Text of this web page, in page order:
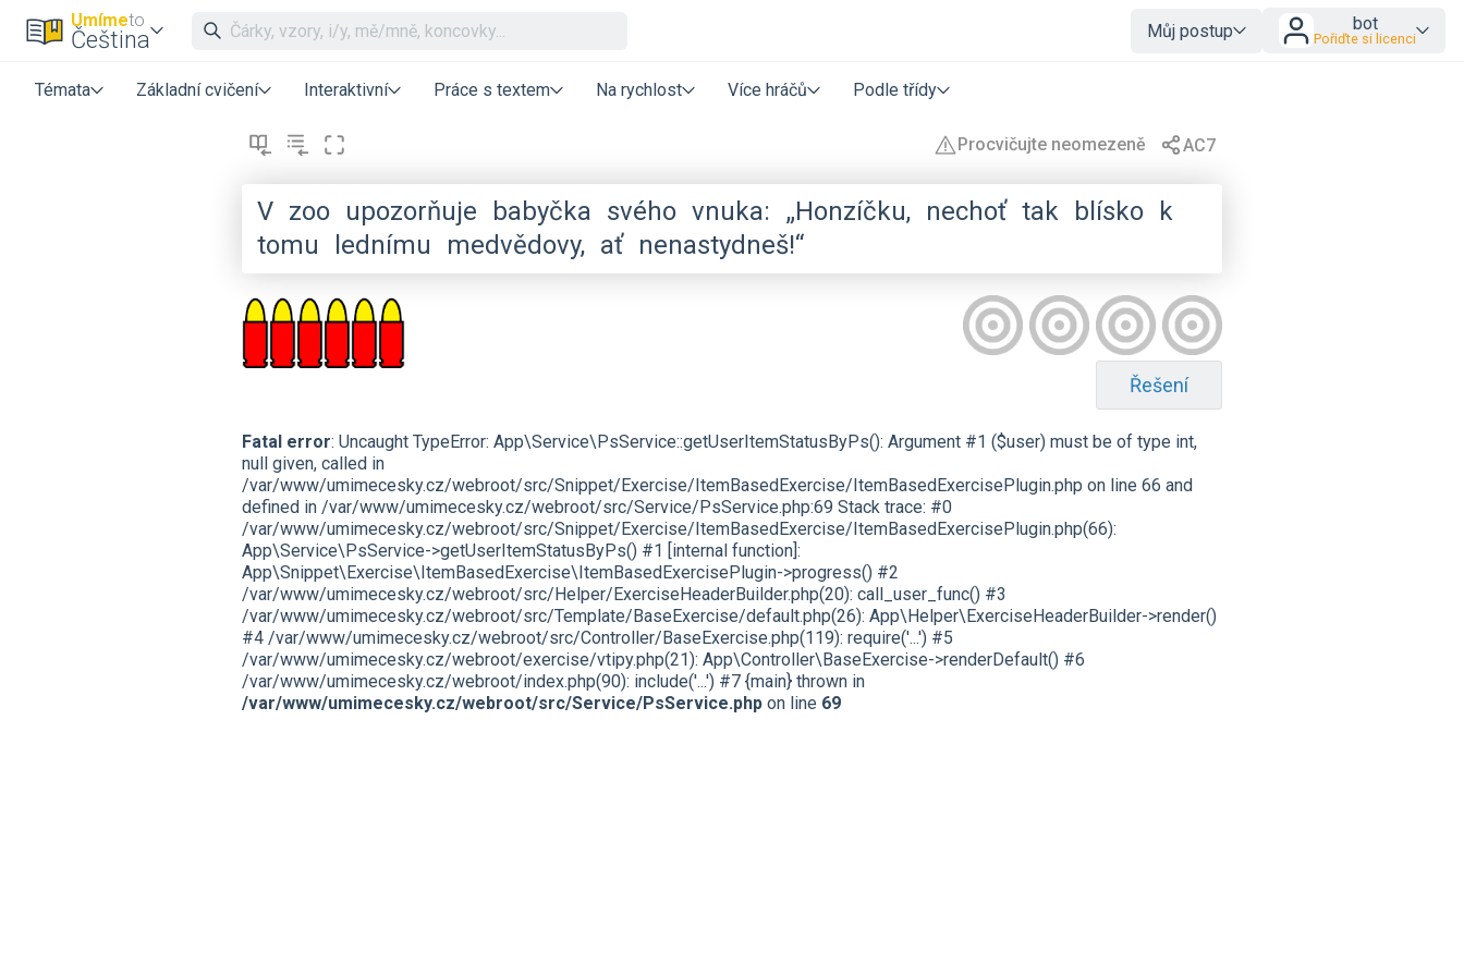
Umímeto
Čeština Můj postup bot
Pořiďte si licenci
Témata Základní cvičení Interaktivní Práce s textem Na rychlost Více hráčů Podle třídy
V zoo upozorňuje babyčka svého vnuka: „Honzíčku, nechoť tak blísko
k
tomu
lednímu medvědovy, ať nenastydneš!“
Řešení
Fatal error: Uncaught TypeError: App\Service\PsService::getUserItemStatusByPs(): Argument #1 ($user) must be of type int,
null given, called in
/var/www/umimecesky.cz/webroot/src/Snippet/Exercise/ItemBasedExercise/ItemBasedExercisePlugin.php on line 66 and
defined in /var/www/umimecesky.cz/webroot/src/Service/PsService.php:69 Stack trace: #0
/var/www/umimecesky.cz/webroot/src/Snippet/Exercise/ItemBasedExercise/ItemBasedExercisePlugin.php(66):
App\Service\PsService->getUserItemStatusByPs() #1 [internal function]:
App\Snippet\Exercise\ItemBasedExercise\ItemBasedExercisePlugin->progress() #2
/var/www/umimecesky.cz/webroot/src/Helper/ExerciseHeaderBuilder.php(20): call_user_func() #3
/var/www/umimecesky.cz/webroot/src/Template/BaseExercise/default.php(26): App\Helper\ExerciseHeaderBuilder->render()
#4 /var/www/umimecesky.cz/webroot/src/Controller/BaseExercise.php(119): require('...') #5
/var/www/umimecesky.cz/webroot/exercise/vtipy.php(21): App\Controller\BaseExercise->renderDefault() #6
/var/www/umimecesky.cz/webroot/index.php(90): include('...') #7 {main} thrown in
/var/www/umimecesky.cz/webroot/src/Service/PsService.php on line 69